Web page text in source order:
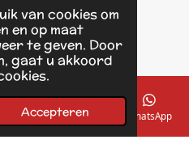
van cookies om
en op maat
te geven. Door
gaat u akkoord
Accepteren
Kaart Facebook WhatsApp